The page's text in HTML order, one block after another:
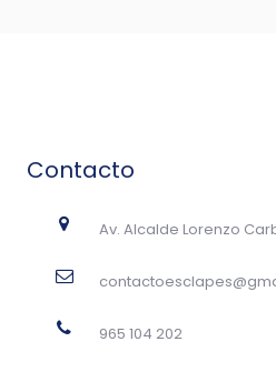
Contacto
Av. Alcalde Lorenzo
965 104 202